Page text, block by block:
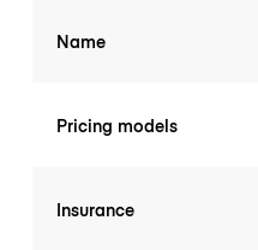
Name
Pricing models
Insurance